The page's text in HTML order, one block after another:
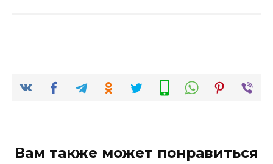
Вам также может понравиться